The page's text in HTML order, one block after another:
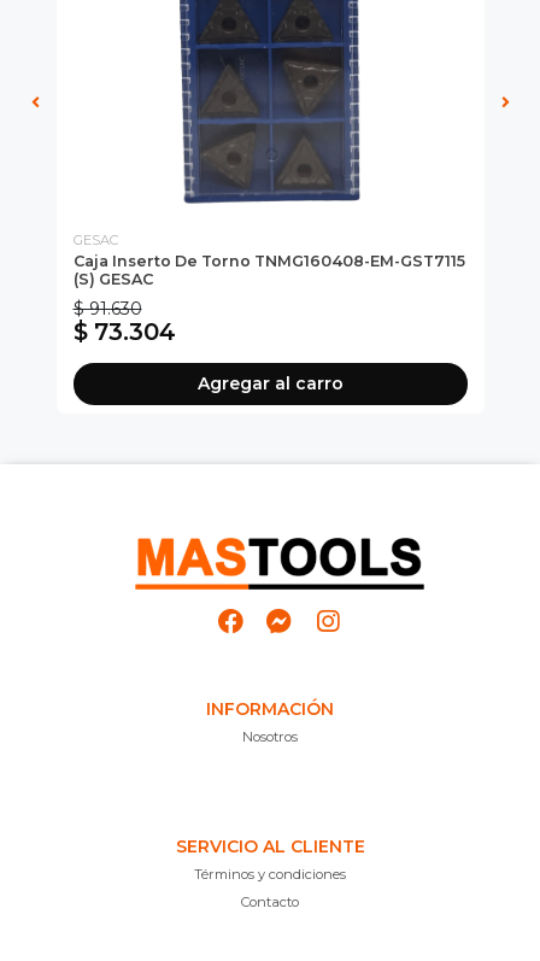
GESAC
Caja Inserto De Torno TNMG160408-EM-GST7115
(S) GESAC
$ 91.630
$ 73.304
Agregar al carro
INFORMACIÓN
Nosotros
SERVICIO AL CLIENTE
Términos y condiciones
Contacto